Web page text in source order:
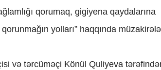
qorumaq, gigiyena qaydalarına
yolları” haqqında
və tərcüməçi Könül Quliyeva